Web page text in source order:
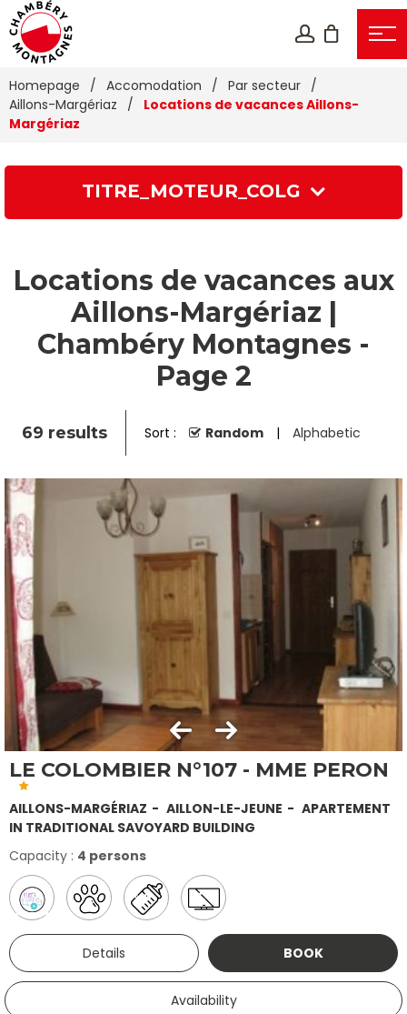
Homepage / Accomodation / Par secteur /
Aillons-Margériaz
/
Locations de vacances Aillons-
Margériaz
TITRE_MOTEUR_COLG
Locations de vacances aux
Aillons-Margériaz |
Chambéry Montagnes -
Page 2
69 results Sort : Random Alphabetic
LE COLOMBIER N°107 - MME PERON
AILLONS-MARGÉRIAZ AILLON-LE-JEUNE
APARTEMENT
IN TRADITIONAL SAVOYARD BUILDING
Capacity : 4 persons
Details BOOK
Availability